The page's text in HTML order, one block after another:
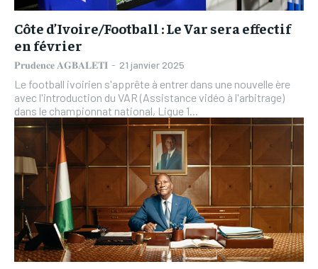
Côte d’Ivoire/Football : Le Var sera effectif
en février
𝐏𝐫𝐮𝐝𝐞𝐧𝐜𝐞 𝐀𝐆𝐁𝐀𝐋𝐄𝐓𝐈 - 21 janvier 2025
Le football ivoirien s'apprête à entrer dans une nouvelle ère
avec l'introduction du VAR (Assistance vidéo à l'arbitrage)
dans le championnat national, Ligue 1...